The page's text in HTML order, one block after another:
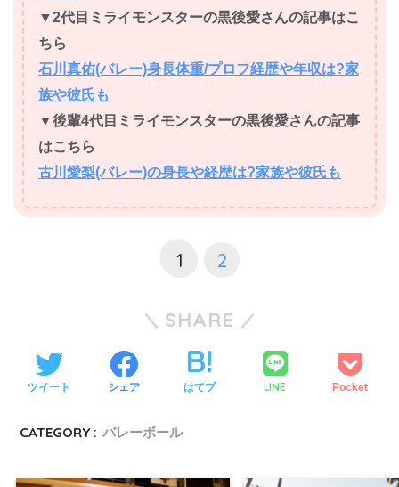
▼2代目ミライモンスターの黒後愛さんの記事はこ
ちら
石川真佑(バレー)身長体重/プロフ経歴や年収は?家
族や彼氏も
▼後輩4代目ミライモンスターの黒後愛さんの記事
はこちら
古川愛梨(バレー)の身長や経歴は?家族や彼氏も
1 2
SHARE
ツイート シェア はてブ LINE Pocket
CATEGORY : バレーボール